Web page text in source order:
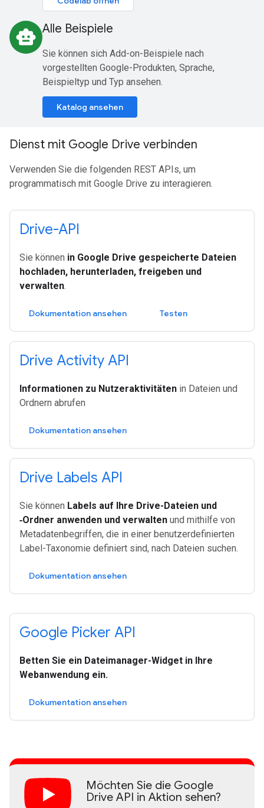
smart_toy Alle Beispiele
Sie können sich Add-on-Beispiele nach
vorgestellten Google-Produkten, Sprache,
Beispieltyp und Typ ansehen.
Katalog ansehen
Dienst mit Google Drive verbinden
Verwenden Sie die folgenden REST APIs, um
programmatisch mit Google Drive zu interagieren.
Drive-API
Sie können in Google Drive gespeicherte Dateien
hochladen, herunterladen, freigeben und
verwalten.
Dokumentation ansehen Testen
Drive Activity API
Informationen zu Nutzeraktivitäten in Dateien und
Ordnern abrufen
Dokumentation ansehen
Drive Labels API
Sie können Labels auf Ihre Drive-Dateien und
‑Ordner anwenden und verwalten und mithilfe von
Metadatenbegriffen, die in einer benutzerdefinierten
Label-Taxonomie definiert sind, nach Dateien suchen.
Dokumentation ansehen
Google Picker API
Betten Sie ein Dateimanager-Widget in Ihre
Webanwendung ein.
Dokumentation ansehen
Möchten Sie die Google
Drive API in Aktion sehen?